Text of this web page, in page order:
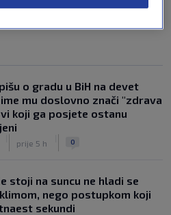
o gradu u BiH na devet
mu doslovno znači "zdrava
koji ga posjete ostanu
prije 5 h 0
stoji na suncu ne hladi se
nego postupkom koji
sekundi